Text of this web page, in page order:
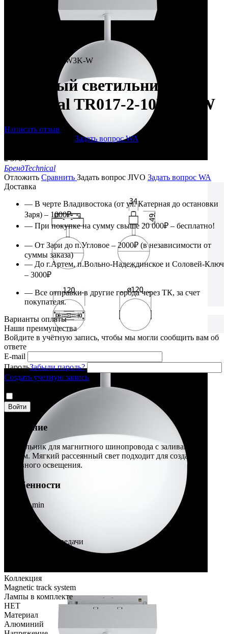
TR017-2-10W3K-W
Трековый светильник
Technical TR017-2-10W3K-W
Написать отзыв
Задать вопрос WA
2 370 ₽
БрендTechnical
Отложить Сравнить Задать вопрос JIVO Задать вопрос WA
Доставка
— В черте Владивостока (от ул. Катерная до остановки
Заря) – 1000₽
— При покупке на сумму свыше 20 000₽ – бесплатно!
— От Зари до п.Угловое – 2000₽ (в независимости от
суммы заказа)
— До г.Артем, п.Вольно-Надеждинское и Соловей-Ключ
– 3000₽
— Все отправки в другие города через ТК, за счет
покупателя.
Варианты оплаты
Наши преимущества
Войдите в учётную запись, чтобы мы могли сообщить вам об
ответе
E-mail
ПарольЗабыли пароль?
Создать учетную запись
Войти
Описание
Светильник для магнитного шинопровода с заливающим
светом. Мягкий рассеянный свет подходит для создания
основного освещения.
Особенности
Высота min
Индекс цветопередачи
Коллекция
Magnetic track system
Лампы в комплекте
НЕТ
Материал
Алюминий